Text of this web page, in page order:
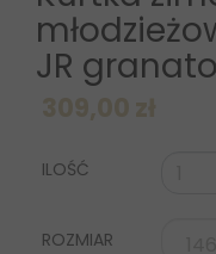
JR
ILOŚĆ
ROZMIAR